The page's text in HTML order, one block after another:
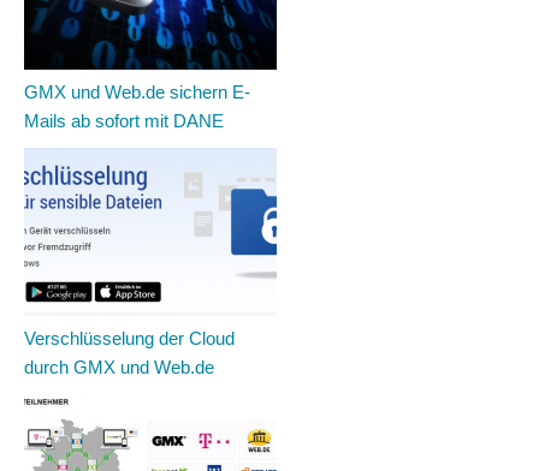
GMX und Web.de sichern E-
Mails ab sofort mit DANE
Verschlüsselung der Cloud
durch GMX und Web.de